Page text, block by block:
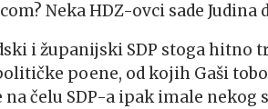
Neka HDZ-ovci sade Judina
i županijski SDP stoga
poene, od kojih Gaši
čelu SDP-a ipak imale nekog